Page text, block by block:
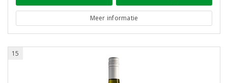
Meer informatie
15